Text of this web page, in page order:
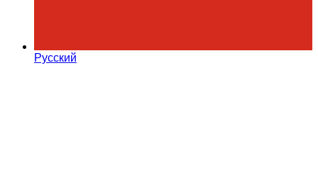
Русский